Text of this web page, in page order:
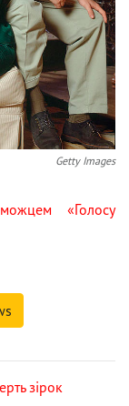
Getty Images
«Голосу
зірок